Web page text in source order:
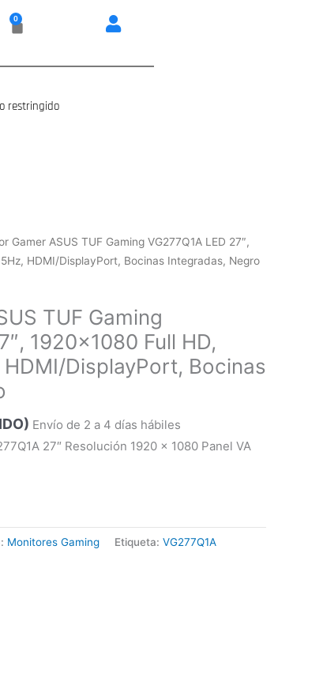
0
Carrito
restringido
Gamer ASUS TUF Gaming VG277Q1A LED 27″,
HDMI/DisplayPort, Bocinas Integradas, Negro
TUF Gaming
1920×1080 Full HD,
DisplayPort, Bocinas
Envío de 2 a 4 días hábiles
27″ Resolución 1920 x 1080 Panel VA
Monitores Gaming Etiqueta: VG277Q1A